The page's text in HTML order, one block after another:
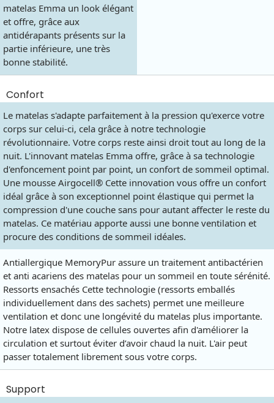
matelas Emma un look élégant
et offre, grâce aux
antidérapants présents sur la
partie inférieure, une très
bonne stabilité.
Confort
Le matelas s'adapte parfaitement à la pression qu'exerce votre
corps sur celui-ci, cela grâce à notre technologie
révolutionnaire. Votre corps reste ainsi droit tout au long de la
nuit. L'innovant matelas Emma offre, grâce à sa technologie
d'enfoncement point par point, un confort de sommeil optimal.
Une mousse Airgocell® Cette innovation vous offre un confort
idéal grâce à son exceptionnel point élastique qui permet la
compression d'une couche sans pour autant affecter le reste du
matelas. Ce matériau apporte aussi une bonne ventilation et
procure des conditions de sommeil idéales.
Antiallergique MemoryPur assure un traitement antibactérien
et anti acariens des matelas pour un sommeil en toute sérénité.
Ressorts ensachés Cette technologie (ressorts emballés
individuellement dans des sachets) permet une meilleure
ventilation et donc une longévité du matelas plus importante.
Notre latex dispose de cellules ouvertes afin d'améliorer la
circulation et surtout éviter d’avoir chaud la nuit. L'air peut
passer totalement librement sous votre corps.
Support